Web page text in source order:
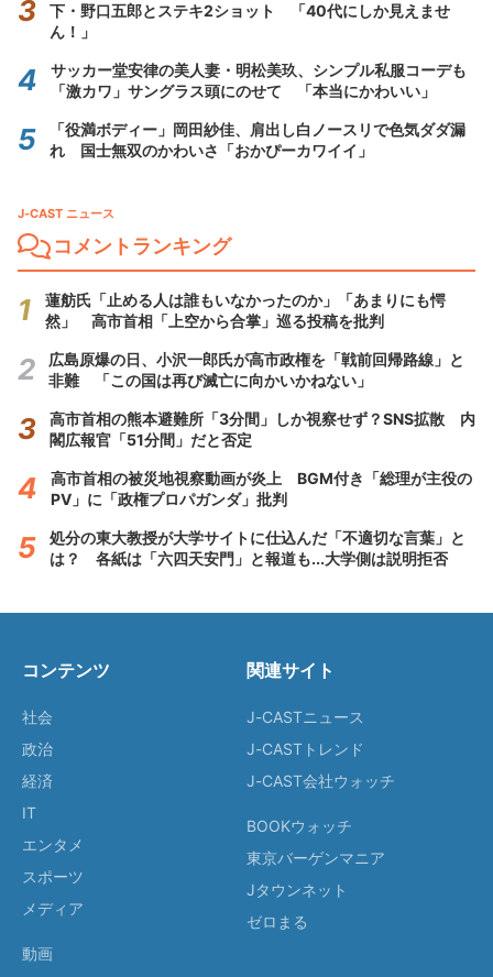
下・野口五郎とステキ2ショット 「40代にしか見えませ
ん！」
サッカー堂安律の美人妻・明松美玖、シンプル私服コーデも
「激カワ」サングラス頭にのせて 「本当にかわいい」
「役満ボディー」岡田紗佳、肩出し白ノースリで色気ダダ漏
れ 国士無双のかわいさ「おかぴーカワイイ」
J-CAST ニュース
コメントランキング
蓮舫氏「止める人は誰もいなかったのか」「あまりにも愕
然」 高市首相「上空から合掌」巡る投稿を批判
広島原爆の日、小沢一郎氏が高市政権を「戦前回帰路線」と
非難 「この国は再び滅亡に向かいかねない」
高市首相の熊本避難所「3分間」しか視察せず？SNS拡散 内
閣広報官「51分間」だと否定
高市首相の被災地視察動画が炎上 BGM付き「総理が主役の
PV」に「政権プロパガンダ」批判
処分の東大教授が大学サイトに仕込んだ「不適切な言葉」と
は？ 各紙は「六四天安門」と報道も...大学側は説明拒否
コンテンツ
社会
政治
経済
IT
エンタメ
スポーツ
メディア
動画
関連サイト
J-CASTニュース
J-CASTトレンド
J-CAST会社ウォッチ
BOOKウォッチ
東京バーゲンマニア
Jタウンネット
ゼロまる